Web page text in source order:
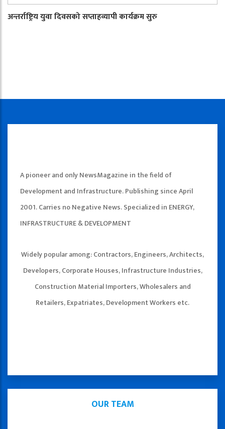
अन्तर्राष्ट्रिय युवा दिवसको सप्ताहव्यापी कार्यक्रम सुरु
A pioneer and only NewsMagazine in the field of
Development and Infrastructure. Publishing since April
2001. Carries no Negative News. Specialized in ENERGY,
INFRASTRUCTURE & DEVELOPMENT
Widely popular among: Contractors, Engineers, Architects,
Developers, Corporate Houses, Infrastructure Industries,
Construction Material Importers, Wholesalers and
Retailers, Expatriates, Development Workers etc.
OUR TEAM